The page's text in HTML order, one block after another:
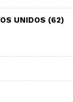
UNIDOS (62)